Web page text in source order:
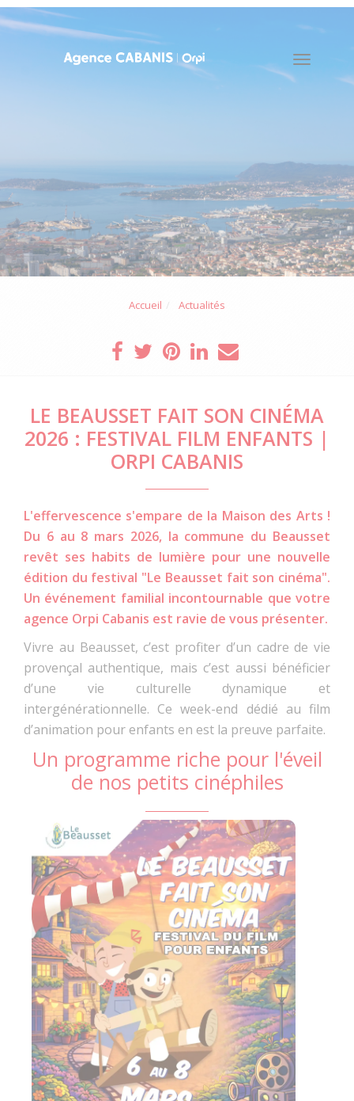
Toggle
Accueil Actualités
LE BEAUSSET FAIT SON CINÉMA
2026 : FESTIVAL FILM ENFANTS |
ORPI CABANIS
L'effervescence s'empare de la Maison des Arts !
Du 6 au 8 mars 2026, la commune du Beausset
revêt ses habits de lumière pour une nouvelle
édition du festival "Le Beausset fait son cinéma".
Un événement familial incontournable que votre
agence Orpi Cabanis est ravie de vous présenter.
Vivre au Beausset, c’est profiter d’un cadre de vie
provençal authentique, mais c’est aussi bénéficier
d’une vie culturelle dynamique et
intergénérationnelle. Ce week-end dédié au film
d’animation pour enfants en est la preuve parfaite.
Un programme riche pour l'éveil
de nos petits cinéphiles